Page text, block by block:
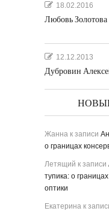
18.02.2016
Любовь Золотова
12.12.2013
Дубровин
Жанна к записи
о границах
Летящий к записи
тупика: о
оптики
Екатерина к